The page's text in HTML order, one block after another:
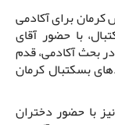
کرمان برای آکادمی
با حضور آقای
بحث آکادمی، قدم
بسکتبال کرمان
با حضور دختران